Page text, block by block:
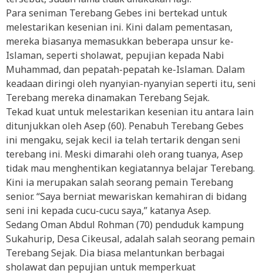
Para seniman Terebang Gebes ini bertekad untuk
melestarikan kesenian ini. Kini dalam pementasan,
mereka biasanya memasukkan beberapa unsur ke-
Islaman, seperti sholawat, pepujian kepada Nabi
Muhammad, dan pepatah-pepatah ke-Islaman. Dalam
keadaan diringi oleh nyanyian-nyanyian seperti itu, seni
Terebang mereka dinamakan Terebang Sejak.
Tekad kuat untuk melestarikan kesenian itu antara lain
ditunjukkan oleh Asep (60). Penabuh Terebang Gebes
ini mengaku, sejak kecil ia telah tertarik dengan seni
terebang ini. Meski dimarahi oleh orang tuanya, Asep
tidak mau menghentikan kegiatannya belajar Terebang.
Kini ia merupakan salah seorang pemain Terebang
senior. “Saya berniat mewariskan kemahiran di bidang
seni ini kepada cucu-cucu saya,” katanya Asep.
Sedang Oman Abdul Rohman (70) penduduk kampung
Sukahurip, Desa Cikeusal, adalah salah seorang pemain
Terebang Sejak. Dia biasa melantunkan berbagai
sholawat dan pepujian untuk memperkuat